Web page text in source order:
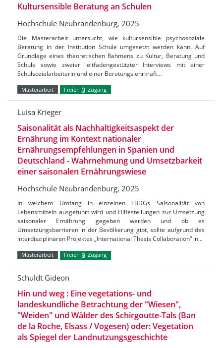
Kultursensible Beratung an Schulen
Hochschule Neubrandenburg, 2025
Die Masterarbeit untersucht, wie kultursensible psychosoziale
Beratung in der Institution Schule umgesetzt werden kann. Auf
Grundlage eines theoretischen Rahmens zu Kultur, Beratung und
Schule sowie zweier leitfadengestützter Interviews mit einer
Schulsozialarbeiterin und einer Beratungslehrkraft…
Masterarbeit Freier Zugang
Luisa Krieger
Saisonalität als Nachhaltigkeitsaspekt der
Ernährung im Kontext nationaler
Ernährungsempfehlungen in Spanien und
Deutschland - Wahrnehmung und Umsetzbarkeit
einer saisonalen Ernährungswiese
Hochschule Neubrandenburg, 2025
In welchem Umfang in einzelnen FBDGs Saisonalität von
Lebensmitteln ausgeführt wird und Hilfestellungen zur Umsetzung
saisonaler Ernährung gegeben werden und ob es
Umsetzungsbarrieren in der Bevölkerung gibt, sollte aufgrund des
interdisziplinären Projektes „International Thesis Collaboration“ in…
Masterarbeit Freier Zugang
Schuldt Gideon
Hin und weg : Eine vegetations- und
landeskundliche Betrachtung der "Wiesen",
"Weiden" und Wälder des Schirgoutte-Tals (Ban
de la Roche, Elsass / Vogesen) oder: Vegetation
als Spiegel der Landnutzungsgeschichte